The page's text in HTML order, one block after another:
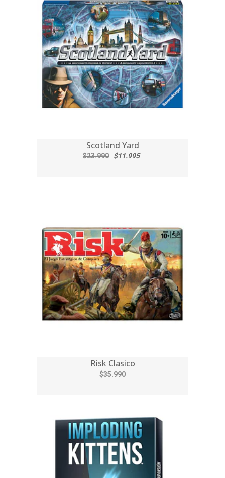
Scotland Yard
$23.990 $11.995
Risk Clasico
$35.990